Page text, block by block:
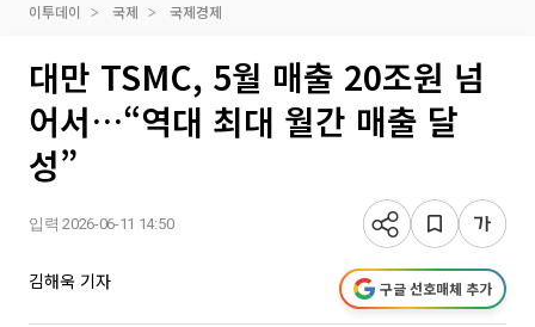
이투데이 국제 국제경제
대만 TSMC, 5월 매출 20조원 넘
어서…“역대 최대 월간 매출 달
성”
입력 2026-06-11 14:50
김해욱 기자 구글 선호매체 추가